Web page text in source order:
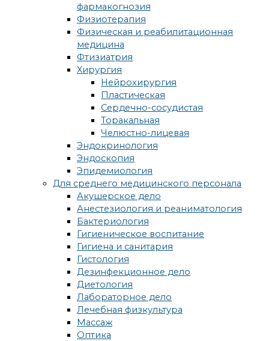
фармакогнозия
Физиотерапия
Физическая и реабилитационная
медицина
Фтизиатрия
Хирургия
Нейрохирургия
Пластическая
Сердечно-сосудистая
Торакальная
Челюстно-лицевая
Эндокринология
Эндоскопия
Эпидемиология
Для среднего медицинского персонала
Акушерское дело
Анестезиология и реаниматология
Бактериология
Гигиеническое воспитание
Гигиена и санитария
Гистология
Дезинфекционное дело
Диетология
Лабораторное дело
Лечебная физкультура
Массаж
Оптика